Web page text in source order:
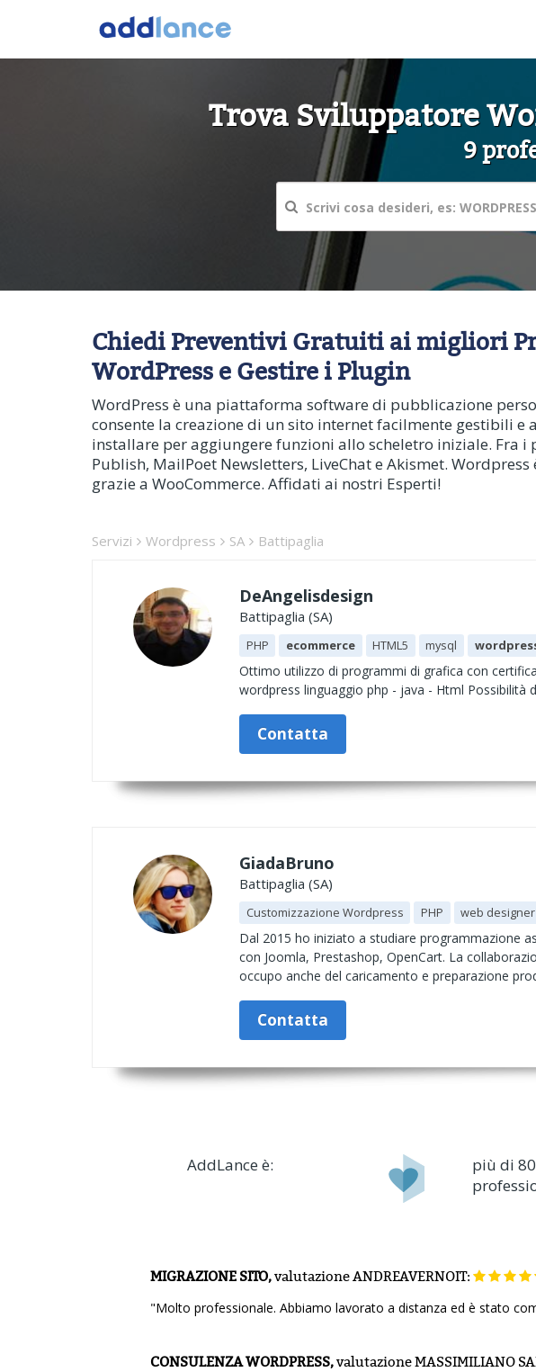
Trova Sviluppatore
9
Chiedi Preventivi Gratuiti ai migliori
WordPress e Gestire i Plugin
WordPress è una piattaforma software di pubblicazione
consente la creazione di un sito internet facilmente gestibili
installare per aggiungere funzioni allo scheletro iniziale. Fra i
Publish, MailPoet Newsletters, LiveChat e Akismet.
grazie a WooCommerce. Affidati ai nostri Esperti!
Servizi Wordpress SA Battipaglia
DeAngelisdesign
Battipaglia (SA)
PHP ecommerce HTML5 mysql
Ottimo utilizzo di programmi di grafica con
wordpress linguaggio php - java - Html Possibilità
Contatta
GiadaBruno
Battipaglia (SA)
Customizzazione Wordpress PHP web designer
Dal 2015 ho iniziato a studiare programmazione
con Joomla, Prestashop, OpenCart. La
occupo anche del caricamento e preparazione
Contatta
AddLance è:
più di
MIGRAZIONE SITO,valutazioneANDREAVERNOIT:
"Molto professionale. Abbiamo lavorato a distanza ed è stato
CONSULENZA WORDPRESS,valutazioneMASSIMILIANO